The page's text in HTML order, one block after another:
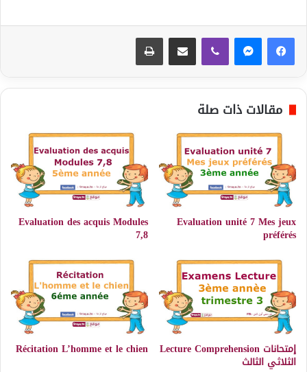
مقالات ذات صلة
Evaluation unité 7 Mes jeux
préférés
Evaluation des acquis Modules
7,8
إمتحانات Lecture Comprehension
الثلاثي الثالث
Récitation L’homme et le chien